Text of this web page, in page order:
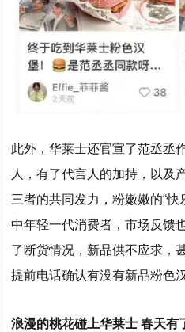
此外，华莱士还官宣了范丞丞
人，有了代言人的加持，以及
三者的共同发力，粉嫩嫩的“
中年轻一代消费者，市场反馈
了断货情况，新品供不应求，
提前电话确认有没有新品粉色
浪漫的桃花碰上华莱士 春天有